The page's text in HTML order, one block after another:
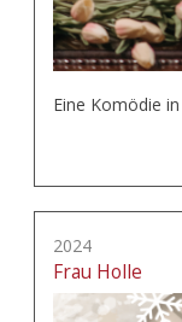
Eine Komödie
2024
Frau Holle